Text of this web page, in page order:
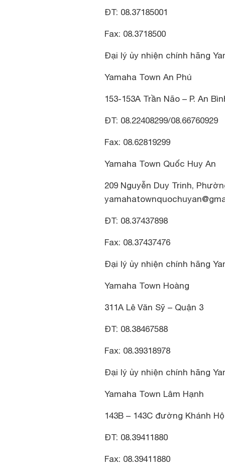
ĐT: 08.37185001
Fax: 08.3718500
Đại lý ủy nhiện chính hãng
Yamaha Town An Phú
153-153A Trần Não – P. An
ĐT: 08.22408299/08.66760929
Fax: 08.62819299
Yamaha Town Quốc Huy An
209 Nguyễn Duy Trinh,
ĐT: 08.37437898
Fax: 08.37437476
Đại lý ủy nhiện chính hãng
Yamaha Town Hoàng
311A Lê Văn Sỹ – Quận 3
ĐT: 08.38467588
Fax: 08.39318978
Đại lý ủy nhiện chính hãng
Yamaha Town Lâm Hạnh
143B – 143C đường Khánh
ĐT: 08.39411880
Fax: 08.39411880